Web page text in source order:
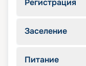
Заселение
Питание